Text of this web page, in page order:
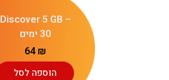
Discover 5 GB –
30 ימים
64₪
הוספה לסל